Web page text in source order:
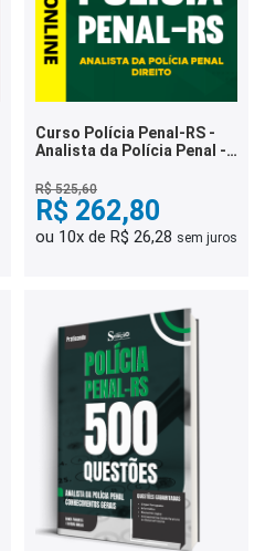
Curso Polícia Penal-RS -
Analista da Polícia Penal -
R$ 525,60
R$ 262,80
ou 10x de R$ 26,28 sem juros